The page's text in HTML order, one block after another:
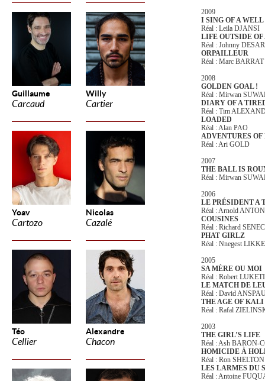
Guillaume
Carcaud
Willy
Cartier
Yoav
Cartozo
Nicolas
Cazalé
Téo
Cellier
Alexandre
Chacon
2009
I SING OF A WELL
Réal : Leila DJANSI
LIFE OUTSIDE OF
Réal : Johnny
ORPAILLEUR
Réal : Marc BARRAT
2008
GOLDEN GOAL !
Réal : Mirwan
DIARY OF A
Réal : Tim
LOADED
Réal : Alan PAO
ADVENTURES OF
Réal : Ari GOLD
2007
THE BALL IS
Réal : Mirwan
2006
LE PRÉSIDENT A
Réal : Arnold
COUSINES
Réal : Richard
PHAT GIRLZ
Réal : Nnegest LIKKE
2005
SA MÈRE OU MOI
Réal : Robert
LE MATCH DE
Réal : David
THE AGE OF KALI
Réal : Rafal
2003
THE GIRL’S LIFE
Réal : Ash BARON-
HOMICIDE À
Réal : Ron
LES LARMES DU
Réal : Antoine